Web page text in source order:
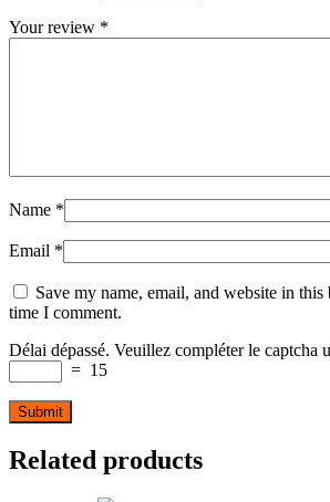
Your review *
Name *
Email *
Save my name, email, and website in
time I comment.
Délai dépassé. Veuillez compléter le captcha
= 15
Related products